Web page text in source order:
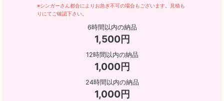
※シンガーさん都合によりお急ぎ不可の場合もございます。見積も
りにてご確認下さい。
6時間以内の納品
1,500円
12時間以内の納品
1,000円
24時間以内の納品
1,000円